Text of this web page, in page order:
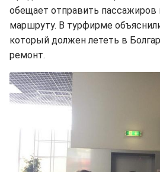
обещает отправить
маршруту. В турфирме
который должен лететь в
ремонт.